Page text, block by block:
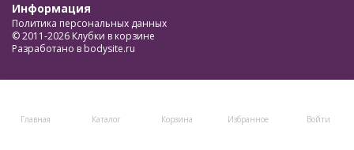
Главная Каталог Корзина Избранное Войти
Информация
Политика персональных данных
© 2011-2026 Клубки в корзине
Разработано в bodysite.ru